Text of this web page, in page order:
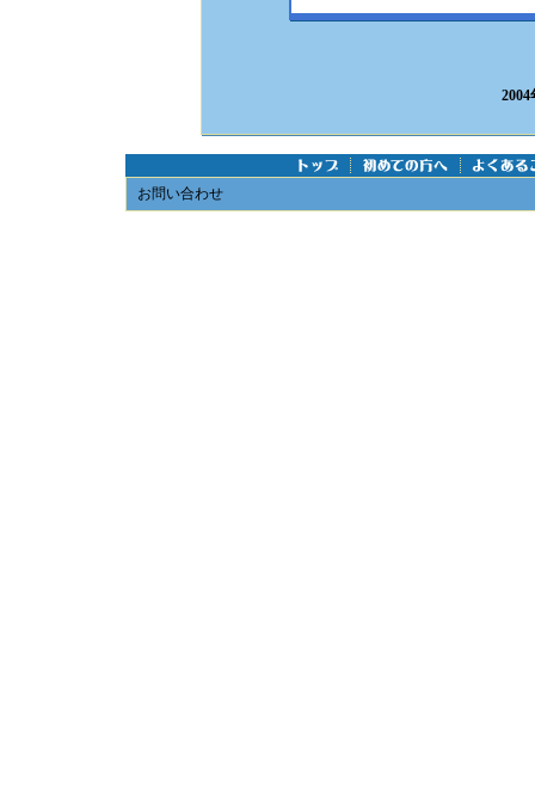
2004
お問い合わせ